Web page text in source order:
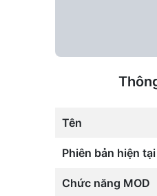
Tên
Phiên bản hiện tại
Chức năng MOD